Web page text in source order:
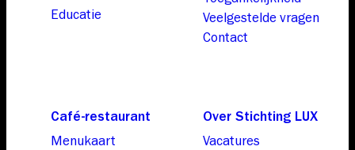
Educatie
Veelgestelde vragen
Contact
Café-restaurant
Menukaart
Over Stichting LUX
Vacatures